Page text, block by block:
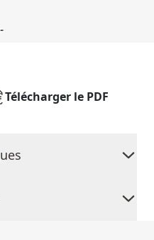
Télécharger le PDF